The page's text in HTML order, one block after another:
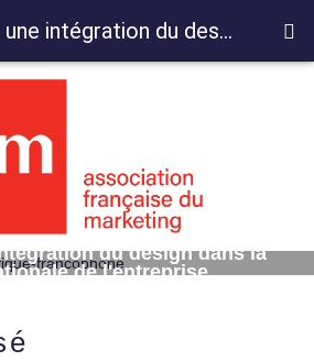
du design dans la
de l'entreprise
3436 Pour une intégration du design dans la stratégie internationale de l'entreprise